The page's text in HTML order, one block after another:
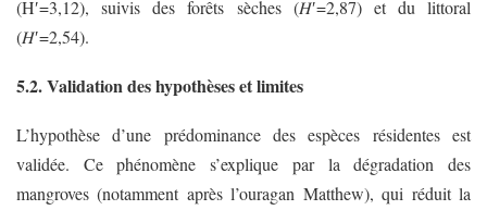
(H′=3,12), suivis des forêts sèches (𝐻′=2,87) et du littoral
(𝐻′=2,54).
5.2. Validation des hypothèses et limites
L’hypothèse d’une prédominance des espèces résidentes est
validée. Ce phénomène s’explique par la dégradation des
mangroves (notamment après l’ouragan Matthew), qui réduit la